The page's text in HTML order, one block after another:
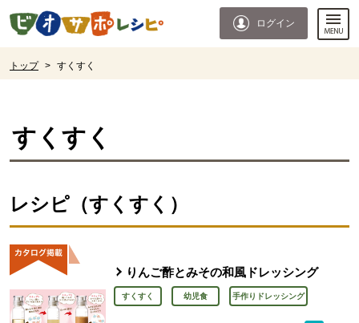
ページの先頭です。
ログイン
トップ > すくすく
すくすく
レシピ（すくすく）
りんご酢とみその和風ドレッシング
すくすく 幼児食 手作りドレッシング